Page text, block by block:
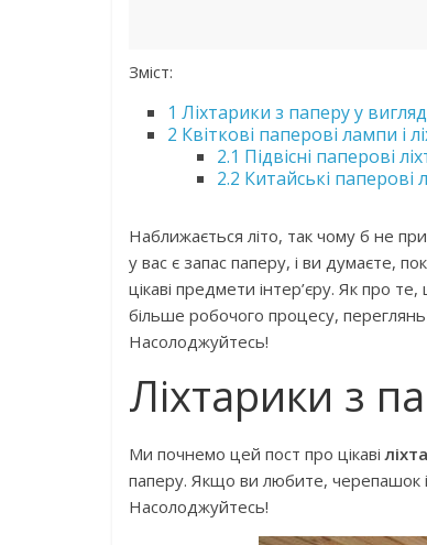
Зміст:
1 Ліхтарики з паперу у
2 Квіткові паперові лампи і
2.1 Підвісні паперові
2.2 Китайські паперові
Наближається літо, так чому б не
у вас є запас паперу, і ви думаєте,
цікаві предмети інтер’єру. Як про
більше робочого процесу,
Насолоджуйтесь!
Ліхтарики з
Ми почнемо цей пост про цікаві
паперу. Якщо ви любите, черепашок
Насолоджуйтесь!